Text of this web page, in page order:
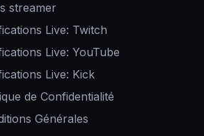
streamer
Live: Twitch
Live: YouTube
Live: Kick
de Confidentialité
Générales